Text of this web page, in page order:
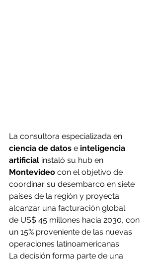
La consultora especializada en
ciencia de datos e inteligencia
artificial instaló su hub en
Montevideo con el objetivo de
coordinar su desembarco en siete
países de la región y proyecta
alcanzar una facturación global
de US$ 45 millones hacia 2030, con
un 15% proveniente de las nuevas
operaciones latinoamericanas.
La decisión forma parte de una